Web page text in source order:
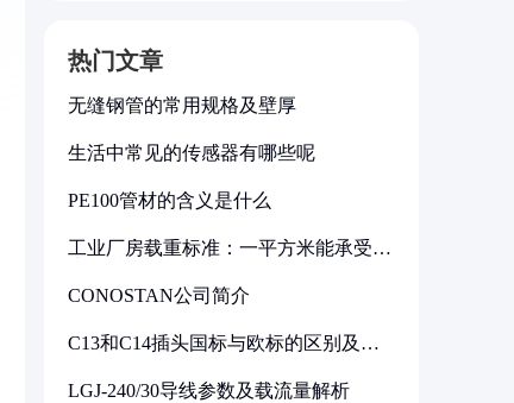
热门文章
无缝钢管的常用规格及壁厚
生活中常见的传感器有哪些呢
PE100管材的含义是什么
工业厂房载重标准：一平方米能承受多
CONOSTAN公司简介
C13和C14插头国标与欧标的区别及其
LGJ-240/30导线参数及载流量解析